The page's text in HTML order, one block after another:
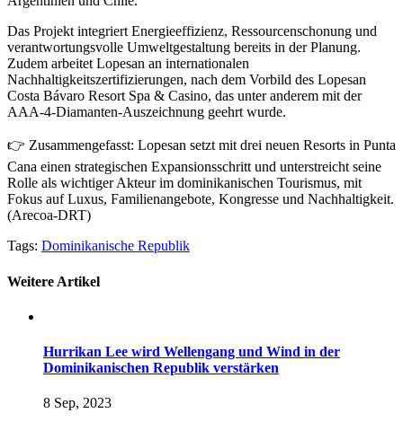
Das Projekt integriert Energieeffizienz, Ressourcenschonung und
verantwortungsvolle Umweltgestaltung bereits in der Planung.
Zudem arbeitet Lopesan an internationalen
Nachhaltigkeitszertifizierungen, nach dem Vorbild des Lopesan
Costa Bávaro Resort Spa & Casino, das unter anderem mit der
AAA-4-Diamanten-Auszeichnung geehrt wurde.
👉 Zusammengefasst: Lopesan setzt mit drei neuen Resorts in Punta
Cana einen strategischen Expansionsschritt und unterstreicht seine
Rolle als wichtiger Akteur im dominikanischen Tourismus, mit
Fokus auf Luxus, Familienangebote, Kongresse und Nachhaltigkeit.
(Arecoa-DRT)
Tags: Dominikanische Republik
Weitere Artikel
Hurrikan Lee wird Wellengang und Wind in der
Dominikanischen Republik verstärken
8 Sep, 2023